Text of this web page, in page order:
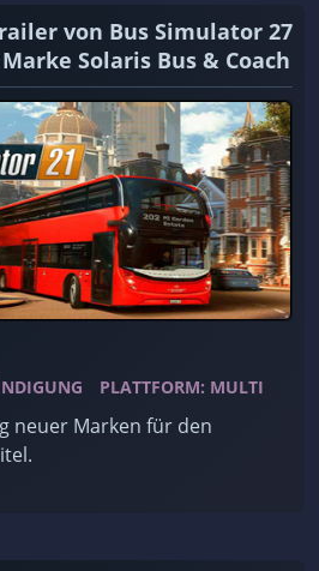
von Bus Simulator 27
Solaris Bus & Coach
PLATTFORM: MULTI
neuer Marken für den